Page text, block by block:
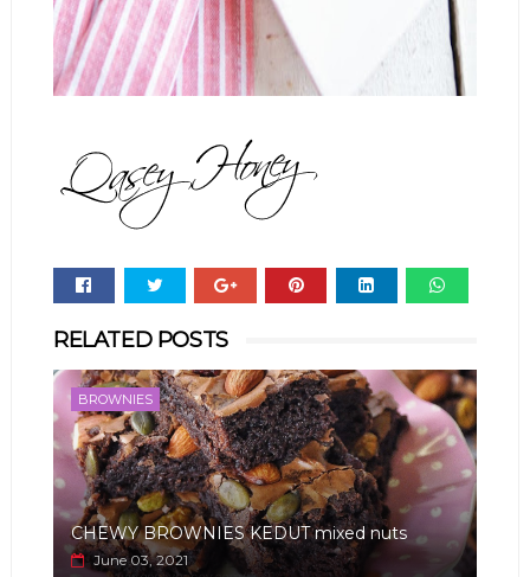
RELATED POSTS
BROWNIES
CHEWY BROWNIES KEDUT mixed nuts
June 03, 2021